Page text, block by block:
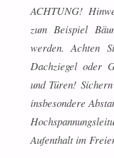
ACHTUNG!
zum Beispiel
werden. Achten
Dachziegel oder
und Türen!
insbesondere
Aufenthalt im